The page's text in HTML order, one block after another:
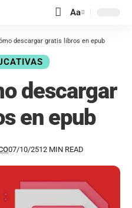
Aa
descargar gratis libros en epub
descargar
en epub
07/10/2512 MIN READ